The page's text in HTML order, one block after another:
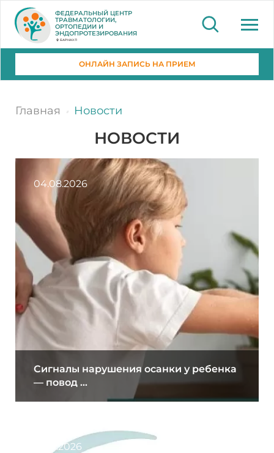
ФЕДЕРАЛЬНЫЙ ЦЕНТР
ТРАВМАТОЛОГИИ,
ОРТОПЕДИИ И
ЭНДОПРОТЕЗИРОВАНИЯ
БАРНАУЛ
ОНЛАЙН ЗАПИСЬ НА ПРИЕМ
Главная Новости
НОВОСТИ
04.08.2026
Сигналы нарушения осанки у ребенка
— повод ...
31.07.2026